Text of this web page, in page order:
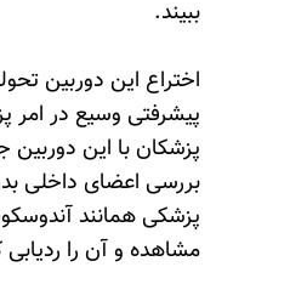
ببیند.
اختراع این دوربین
پیشرفتی وسیع در امر
پزشکان با این دوربین
بررسی اعضای داخلی
پزشکی همانند
مشاهده و آن را ردیابی